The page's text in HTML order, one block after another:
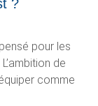
?
pour les
de
comme